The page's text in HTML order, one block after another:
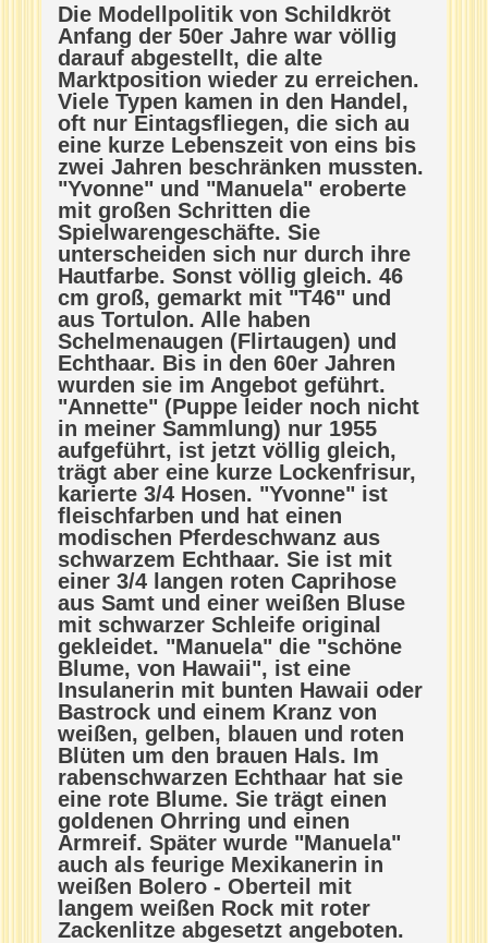
Die Modellpolitik von Schildkröt
Anfang der 50er Jahre war völlig
darauf abgestellt, die alte
Marktposition wieder zu erreichen.
Viele Typen kamen in den Handel,
oft nur Eintagsfliegen, die sich au
eine kurze Lebenszeit von eins bis
zwei Jahren beschränken mussten.
"Yvonne" und "Manuela" eroberte
mit großen Schritten die
Spielwarengeschäfte. Sie
unterscheiden sich nur durch ihre
Hautfarbe. Sonst völlig gleich. 46
cm groß, gemarkt mit "T46" und
aus Tortulon. Alle haben
Schelmenaugen (Flirtaugen) und
Echthaar. Bis in den 60er Jahren
wurden sie im Angebot geführt.
"Annette" (Puppe leider noch nicht
in meiner Sammlung) nur 1955
aufgeführt, ist jetzt völlig gleich,
trägt aber eine kurze Lockenfrisur,
karierte 3/4 Hosen. "Yvonne" ist
fleischfarben und hat einen
modischen Pferdeschwanz aus
schwarzem Echthaar. Sie ist mit
einer 3/4 langen roten Caprihose
aus Samt und einer weißen Bluse
mit schwarzer Schleife original
gekleidet. "Manuela" die "schöne
Blume, von Hawaii", ist eine
Insulanerin mit bunten Hawaii oder
Bastrock und einem Kranz von
weißen, gelben, blauen und roten
Blüten um den brauen Hals. Im
rabenschwarzen Echthaar hat sie
eine rote Blume. Sie trägt einen
goldenen Ohrring und einen
Armreif. Später wurde "Manuela"
auch als feurige Mexikanerin in
weißen Bolero - Oberteil mit
langem weißen Rock mit roter
Zackenlitze abgesetzt angeboten.